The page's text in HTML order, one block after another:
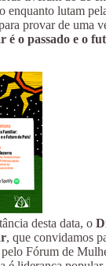
enquanto lutam
provar de uma
o passado e o
desta data, o
, que convidamos
Fórum de